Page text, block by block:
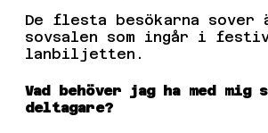
De flesta besökarna sover
sovsalen som ingår i
lanbiljetten.
Vad behöver jag ha med mig
deltagare?